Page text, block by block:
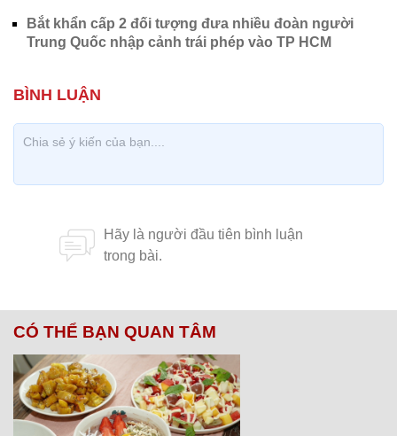
Bắt khẩn cấp 2 đối tượng đưa nhiều đoàn người
Trung Quốc nhập cảnh trái phép vào TP HCM
CÓ THỂ BẠN QUAN TÂM